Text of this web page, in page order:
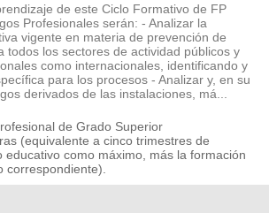
de este Ciclo Formativo de FP
Profesionales serán: - Analizar la
vigente en materia de prevención de
todos los sectores de actividad públicos y
como internacionales, identificando y
para los procesos - Analizar y, en su
derivados de las instalaciones, má...
de Grado Superior
(equivalente a cinco trimestres de
educativo como máximo, más la formación
correspondiente).